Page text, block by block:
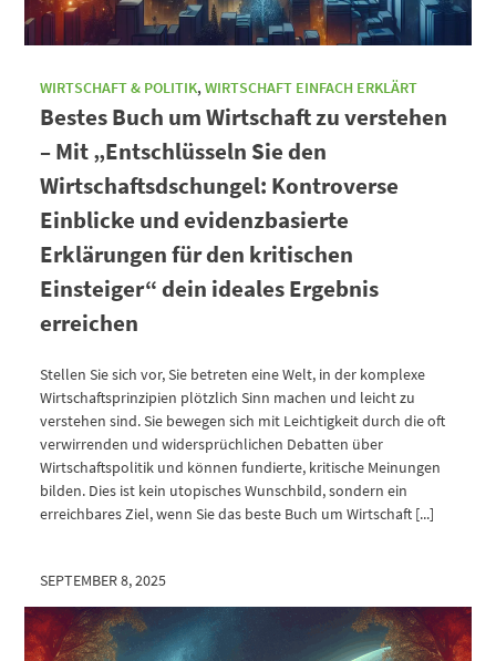
WIRTSCHAFT & POLITIK,WIRTSCHAFT EINFACH ERKLÄRT
Bestes Buch um Wirtschaft zu verstehen
– Mit „Entschlüsseln Sie den
Wirtschaftsdschungel: Kontroverse
Einblicke und evidenzbasierte
Erklärungen für den kritischen
Einsteiger“ dein ideales Ergebnis
erreichen
Stellen Sie sich vor, Sie betreten eine Welt, in der komplexe
Wirtschaftsprinzipien plötzlich Sinn machen und leicht zu
verstehen sind. Sie bewegen sich mit Leichtigkeit durch die oft
verwirrenden und widersprüchlichen Debatten über
Wirtschaftspolitik und können fundierte, kritische Meinungen
bilden. Dies ist kein utopisches Wunschbild, sondern ein
erreichbares Ziel, wenn Sie das beste Buch um Wirtschaft [...]
SEPTEMBER 8, 2025